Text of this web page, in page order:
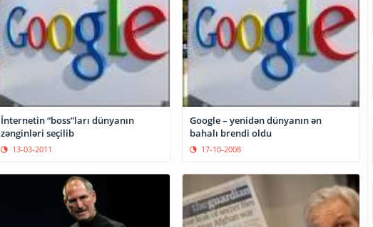
İnternetin “boss”ları dünyanın
zənginləri seçilib
13-03-2011
Google – yenidən dünyanın ən
bahalı brendi oldu
17-10-2008